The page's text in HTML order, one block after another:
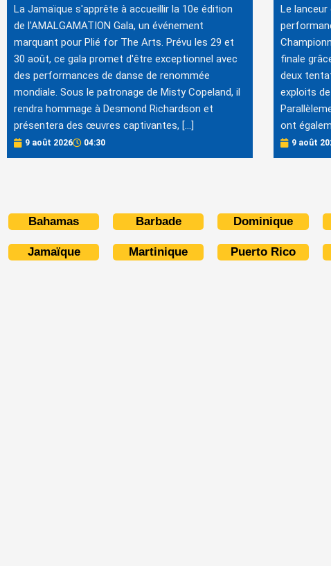
La Jamaïque s'apprête à accueillir la 10e édition
de l'AMALGAMATION Gala, un événement
marquant pour Plié for The Arts. Prévu les 29 et
30 août, ce gala promet d'être exceptionnel avec
des performances de danse de renommée
mondiale. Sous le patronage de Misty Copeland, il
rendra hommage à Desmond Richardson et
présentera des œuvres captivantes, […]
9 août 2026 04:30
Le lanceur
finale
deux
exploits
ont
9 août
Bahamas Barbade Dominique
Jamaïque Martinique Puerto Rico